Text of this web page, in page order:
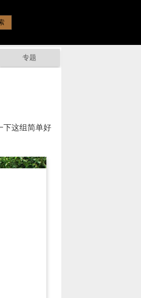
专题
下这组简单好